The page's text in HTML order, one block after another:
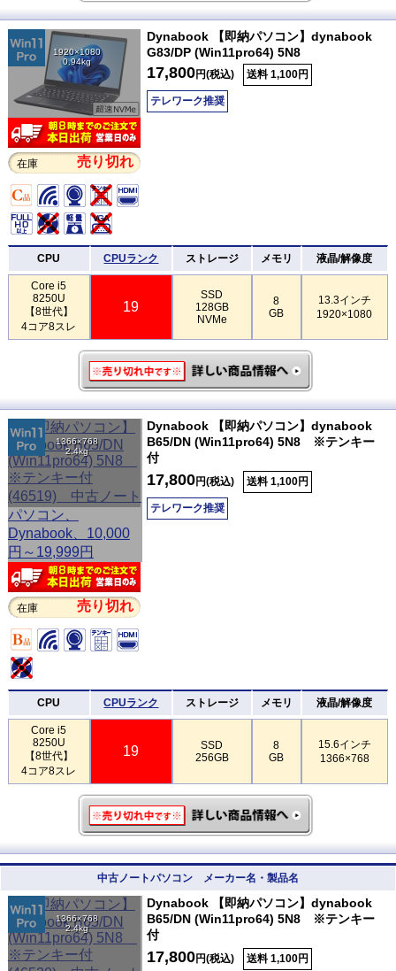
1920×1080
0.94kg
在庫 売り切れ
Dynabook 【即納パソコン】dynabook
G83/DP (Win11pro64) 5N8
17,800円(税込) 送料 1,100円
テレワーク推奨
CPU CPUランク ストレージ メモリ 液晶/解像度
Core i5
8250U
【8世代】
4コア8スレ
19
SSD
128GB
NVMe
8
GB
13.3インチ
1920×1080
1366×768
2.4kg
在庫 売り切れ
Dynabook 【即納パソコン】dynabook
B65/DN (Win11pro64) 5N8 ※テンキー
付
17,800円(税込) 送料 1,100円
テレワーク推奨
CPU CPUランク ストレージ メモリ 液晶/解像度
Core i5
8250U
【8世代】
4コア8スレ
19
SSD
256GB
8
GB
15.6インチ
1366×768
中古ノートパソコン メーカー名・製品名
1366×768
2.4kg
Dynabook 【即納パソコン】dynabook
B65/DN (Win11pro64) 5N8 ※テンキー
付
17,800円(税込) 送料 1,100円